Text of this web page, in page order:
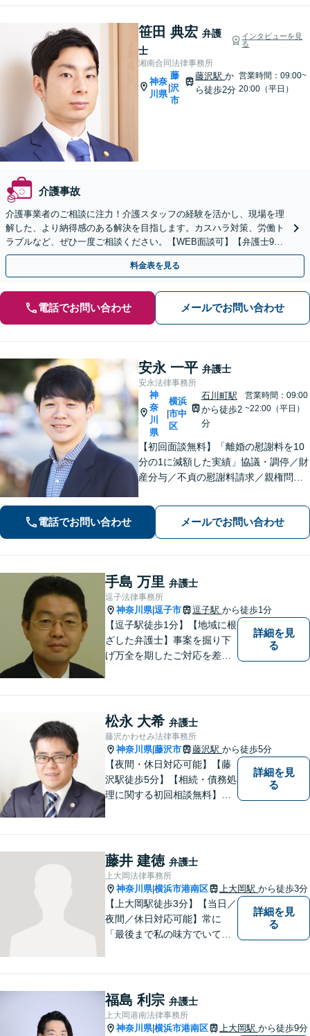
笹田 典宏 弁護
士
インタビューを見
る
湘南合同法律事務所
神奈
川県
|
藤
沢
市
藤沢駅か
ら徒歩2分
営業時間：09:00~
20:00（平日）
介護事故
介護事業者のご相談に注力！介護スタッフの経験を活かし、現場を理
解した、より納得感のある解決を目指します。カスハラ対策、労働ト
ラブルなど、ぜひ一度ご相談ください。【WEB面談可】【弁護士9人
が在籍する事務所】【藤沢駅2分】
料金表を見る
電話でお問い合わせ メールでお問い合わせ
安永 一平 弁護士
安永法律事務所
神
奈
川
県
横浜
市中
区
石川町駅
から徒歩2
分
営業時間：09:00
~22:00（平日）
【初回面談無料】「離婚の慰謝料を10
分の1に減額した実績」協議・調停／財
産分与／不貞の慰謝料請求／親権問題
ーの顧問経験豊富」土地・建物の明渡
しや賃料回収など幅広くサポート【夜
間・休日面談可】【電話相談対応】
電話でお問い合わせ メールでお問い合わせ
手島 万里 弁護士
逗子法律事務所
神奈川県|逗子市 逗子駅 から徒歩1分
【逗子駅徒歩1分】【地域に根
ざした弁護士】事案を掘り下
げ万全を期したご対応を差し
ど、幅広く対応可能。【明確
な料金体系】１件１件ていね
いに対応させて頂きます。ご
連絡ください。
詳細を見
る
松永 大希 弁護士
藤沢かわせみ法律事務所
神奈川県|藤沢市 藤沢駅 から徒歩5分
【夜間・休日対応可能】【藤
沢駅徒歩5分】【相続・債務処
理に関する初回相談無料】お
詳細を見
る
藤井 建徳 弁護士
上大岡法律事務所
神奈川県|横浜市港南区 上大岡駅 から徒歩3分
【上大岡駅徒歩3分】【当日／
夜間／休日対応可能】常に
「最後まで私の味方でいてく
の法律事務所として皆様のお
力になれればと考えておりま
す。
詳細を見
る
福島 利宗 弁護士
上大岡港南法律事務所
神奈川県|横浜市港南区 上大岡駅 から徒歩9分